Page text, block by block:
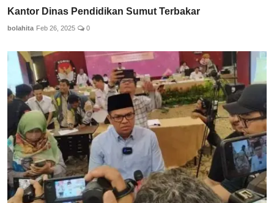
Kantor Dinas Pendidikan Sumut Terbakar
bolahita Feb 26, 2025 0